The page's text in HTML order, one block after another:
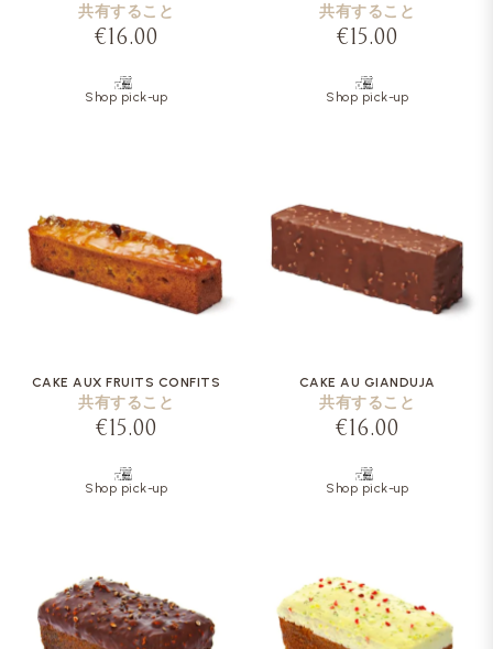
共有すること
€16.00
Shop pick-up
共有すること
€15.00
Shop pick-up
CAKE AUX FRUITS CONFITS
共有すること
€15.00
Shop pick-up
CAKE AU GIANDUJA
共有すること
€16.00
Shop pick-up